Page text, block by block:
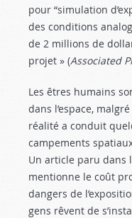
pour “simulation
des conditions
de 2 millions de
projet » (Associated
Les êtres humains
dans l’espace,
réalité a conduit
campements
Un article paru dans
mentionne le coût
dangers de
gens rêvent de